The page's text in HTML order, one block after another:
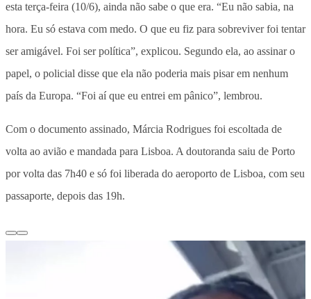
esta terça-feira (10/6), ainda não sabe o que era. “Eu não sabia, na
hora. Eu só estava com medo. O que eu fiz para sobreviver foi tentar
ser amigável. Foi ser política”, explicou. Segundo ela, ao assinar o
papel, o policial disse que ela não poderia mais pisar em nenhum
país da Europa. “Foi aí que eu entrei em pânico”, lembrou.
Com o documento assinado, Márcia Rodrigues foi escoltada de
volta ao avião e mandada para Lisboa. A doutoranda saiu de Porto
por volta das 7h40 e só foi liberada do aeroporto de Lisboa, com seu
passaporte, depois das 19h.